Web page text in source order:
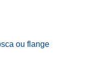
ou flange